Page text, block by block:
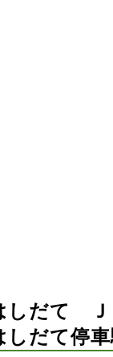
しだて Ｊ
しだて停